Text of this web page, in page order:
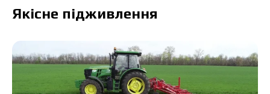
Якісне підживлення